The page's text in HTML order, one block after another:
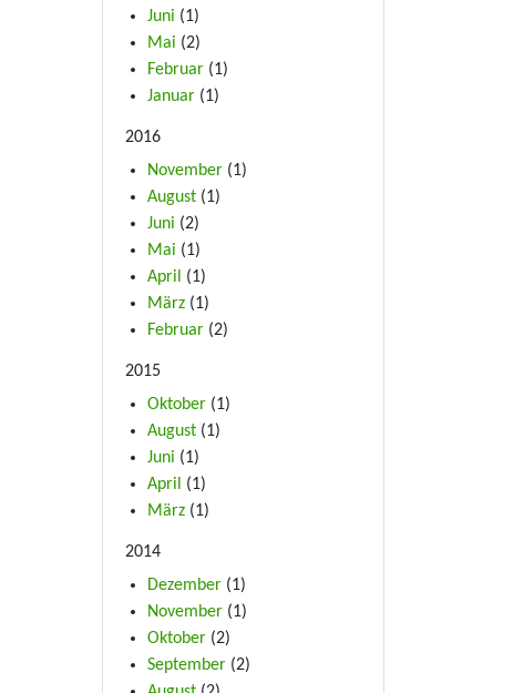
Juni (1)
Mai (2)
Februar (1)
Januar (1)
2016
November (1)
August (1)
Juni (2)
Mai (1)
April
(1)
März (1)
Februar (2)
2015
Oktober (1)
August (1)
Juni (1)
April
(1)
März (1)
2014
Dezember (1)
November (1)
Oktober (2)
September (2)